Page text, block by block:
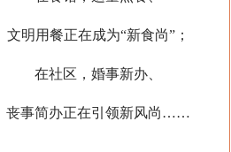
用餐正在成为“新食尚”；
在社区，婚事新办、
简办正在引领新风尚……